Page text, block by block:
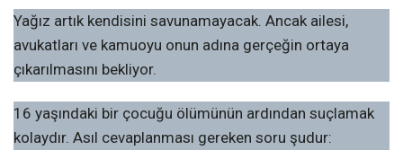
Yağız artık kendisini savunamayacak. Ancak ailesi,
avukatları ve kamuoyu onun adına gerçeğin ortaya
çıkarılmasını bekliyor.
16 yaşındaki bir çocuğu ölümünün ardından suçlamak
kolaydır. Asıl cevaplanması gereken soru şudur: